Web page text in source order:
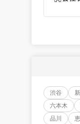
渋谷
六本木
品川